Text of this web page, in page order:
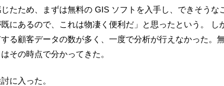
たため、まずは無料の GIS ソフトを入手し、できそう
既にあるので、これは物凄く便利だ」と思ったという。
る顧客データの数が多く、一度で分析が行えなかった。
その時点で分かってきた。
に入った。